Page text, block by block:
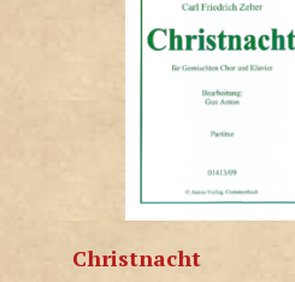
Christnacht